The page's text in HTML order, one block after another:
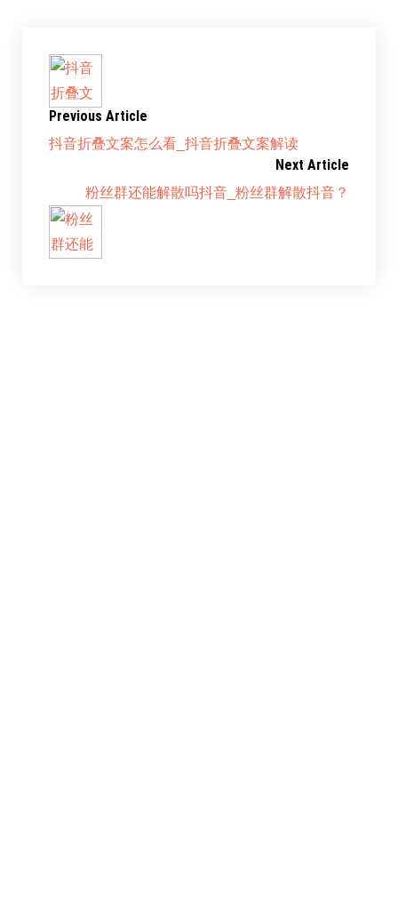
Previous Article
抖音折叠文案怎么看_抖音折叠文案解读
Next Article
粉丝群还能解散吗抖音_粉丝群解散抖音？